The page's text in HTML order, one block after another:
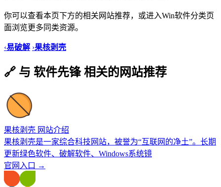
你可以查看本页下方的相关网站推荐，或进入Win软件分类页
面浏览更多同类资源。
‹易破解 ›果核剥壳
🔗 与 软件先锋 相关的网站推荐
果核剥壳 网站介绍
果核剥壳是一家综合科技网站，被誉为“互联网的净土”。长期
更新绿色软件、破解软件、Windows系统镜
官网入口 →